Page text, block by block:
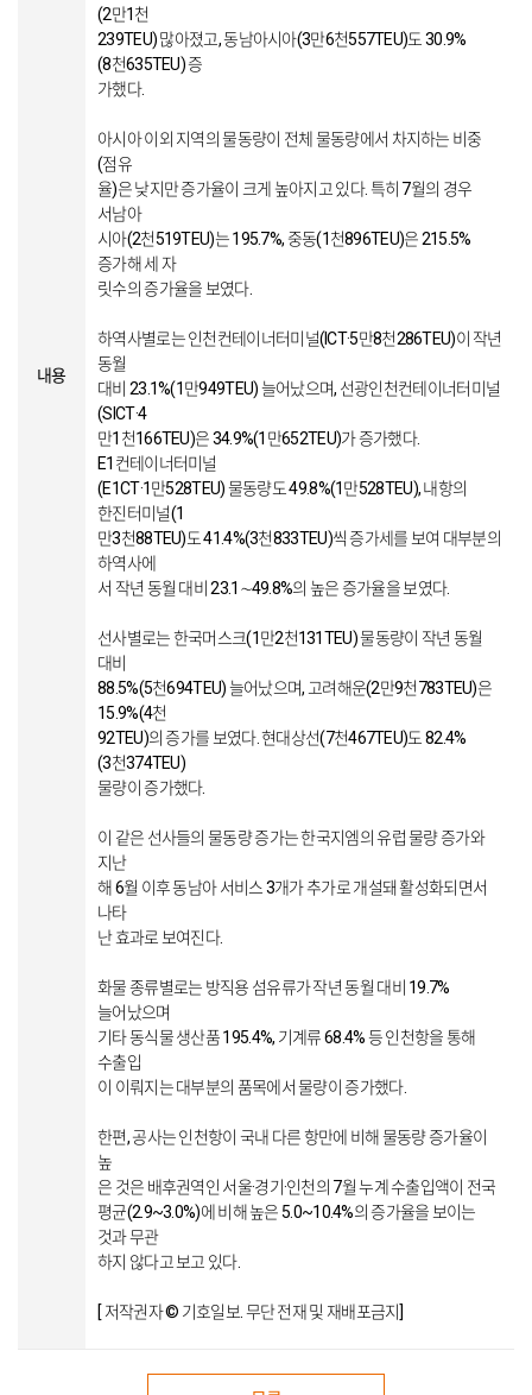
내용
(2만1천
239TEU) 많아졌고, 동남아시아(3만6천557TEU)도 30.9%
(8천635TEU) 증
가했다.
아시아 이외 지역의 물동량이 전체 물동량에서 차지하는 비중
(점유
율)은 낮지만 증가율이 크게 높아지고 있다. 특히 7월의 경우
서남아
시아(2천519TEU)는 195.7%, 중동(1천896TEU)은 215.5%
증가해 세 자
릿수의 증가율을 보였다.
하역사별로는 인천컨테이너터미널(ICT·5만8천286TEU)이 작년
동월
대비 23.1%(1만949TEU) 늘어났으며, 선광인천컨테이너터미널
(SICT·4
만1천166TEU)은 34.9%(1만652TEU)가 증가했다.
E1컨테이너터미널
(E1CT·1만528TEU) 물동량도 49.8%(1만528TEU), 내항의
한진터미널(1
만3천88TEU)도 41.4%(3천833TEU)씩 증가세를 보여 대부분의
하역사에
서 작년 동월 대비 23.1∼49.8%의 높은 증가율을 보였다.
선사별로는 한국머스크(1만2천131TEU) 물동량이 작년 동월
대비
88.5%(5천694TEU) 늘어났으며, 고려해운(2만9천783TEU)은
15.9%(4천
92TEU)의 증가를 보였다. 현대상선(7천467TEU)도 82.4%
(3천374TEU)
물량이 증가했다.
이 같은 선사들의 물동량 증가는 한국지엠의 유럽 물량 증가와
지난
해 6월 이후 동남아 서비스 3개가 추가로 개설돼 활성화되면서
나타
난 효과로 보여진다.
화물 종류별로는 방직용 섬유류가 작년 동월 대비 19.7%
늘어났으며
기타 동식물 생산품 195.4%, 기계류 68.4% 등 인천항을 통해
수출입
이 이뤄지는 대부분의 품목에서 물량이 증가했다.
한편, 공사는 인천항이 국내 다른 항만에 비해 물동량 증가율이
높
은 것은 배후권역인 서울·경기·인천의 7월 누계 수출입액이 전국
평균(2.9~3.0%)에 비해 높은 5.0~10.4%의 증가율을 보이는
것과 무관
하지 않다고 보고 있다.
[ 저작권자 © 기호일보. 무단 전재 및 재배포금지]